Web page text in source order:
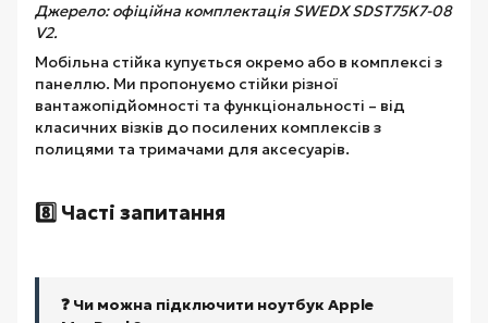
Джерело: офіційна комплектація SWEDX SDST75K7-08
V2.
Мобільна стійка купується окремо або в комплексі з
панеллю. Ми пропонуємо стійки різної
вантажопідйомності та функціональності – від
класичних візків до посилених комплексів з
полицями та тримачами для аксесуарів.
8️⃣ Часті запитання
❓ Чи можна підключити ноутбук Apple